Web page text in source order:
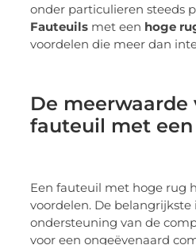
onder particulieren steeds
Fauteuils met een hoge
voordelen die meer dan
De meerwaarde
fauteuil met
Een fauteuil met hoge rug
voordelen. De belangrijkste
ondersteuning van de
voor een ongeëvenaard